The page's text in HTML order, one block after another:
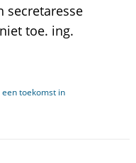
secretaresse
toe. ing.
toekomst in